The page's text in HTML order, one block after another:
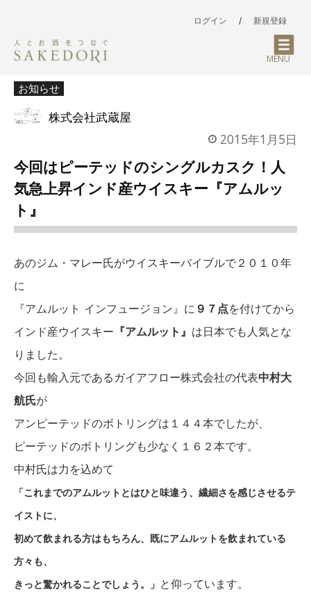
ログイン / 新規登録
MENU
お知らせ
株式会社武蔵屋
2015年1月5日
今回はピーテッドのシングルカスク！人
気急上昇インド産ウイスキー『アムルッ
ト』
あのジム・マレー氏がウイスキーバイブルで２０１０年
に
『アムルット インフュージョン』に ９７点を付けてから
インド産ウイスキー 『アムルット』 は日本でも人気とな
りました。
今回も輸入元であるガイアフロー株式会社の代表中村大
航氏が
アンピーテッドのボトリングは１４４本でしたが、
ピーテッドのボトリングも少なく１６２本です。
中村氏は力を込めて
「これまでのアムルットとはひと味違う、繊細さを感じさせるテ
イストに、
初めて飲まれる方はもちろん、既にアムルットを飲まれている
方々も、
きっと驚かれることでしょう。」 と仰っています。